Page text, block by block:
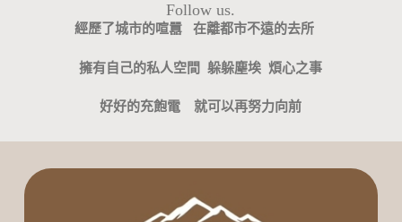
Follow us.
經歷了城市的喧囂 在離都市不遠的去所
擁有自己的私人空間躲躲塵埃 煩心之事
好好的充飽電 就可以再努力向前